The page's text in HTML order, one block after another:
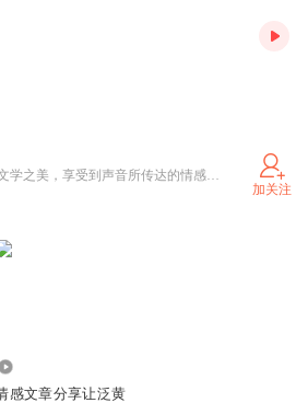
在播读声中感受文学之美，享受到声音所传达的情感和内涵，感受到文化精神的气息。
加关注
感文章分享让泛黄